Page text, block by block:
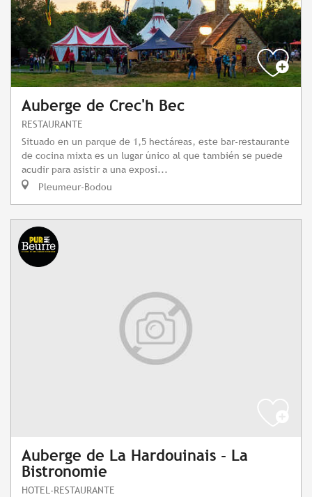
Auberge de Crec'h Bec
RESTAURANTE
Situado en un parque de 1,5 hectáreas, este bar-restaurante
de cocina mixta es un lugar único al que también se puede
acudir para asistir a una exposi...
Pleumeur-Bodou
Auberge de La Hardouinais - La
Bistronomie
HOTEL-RESTAURANTE